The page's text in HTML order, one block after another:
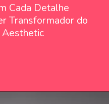
Cada Detalhe
Transformador do